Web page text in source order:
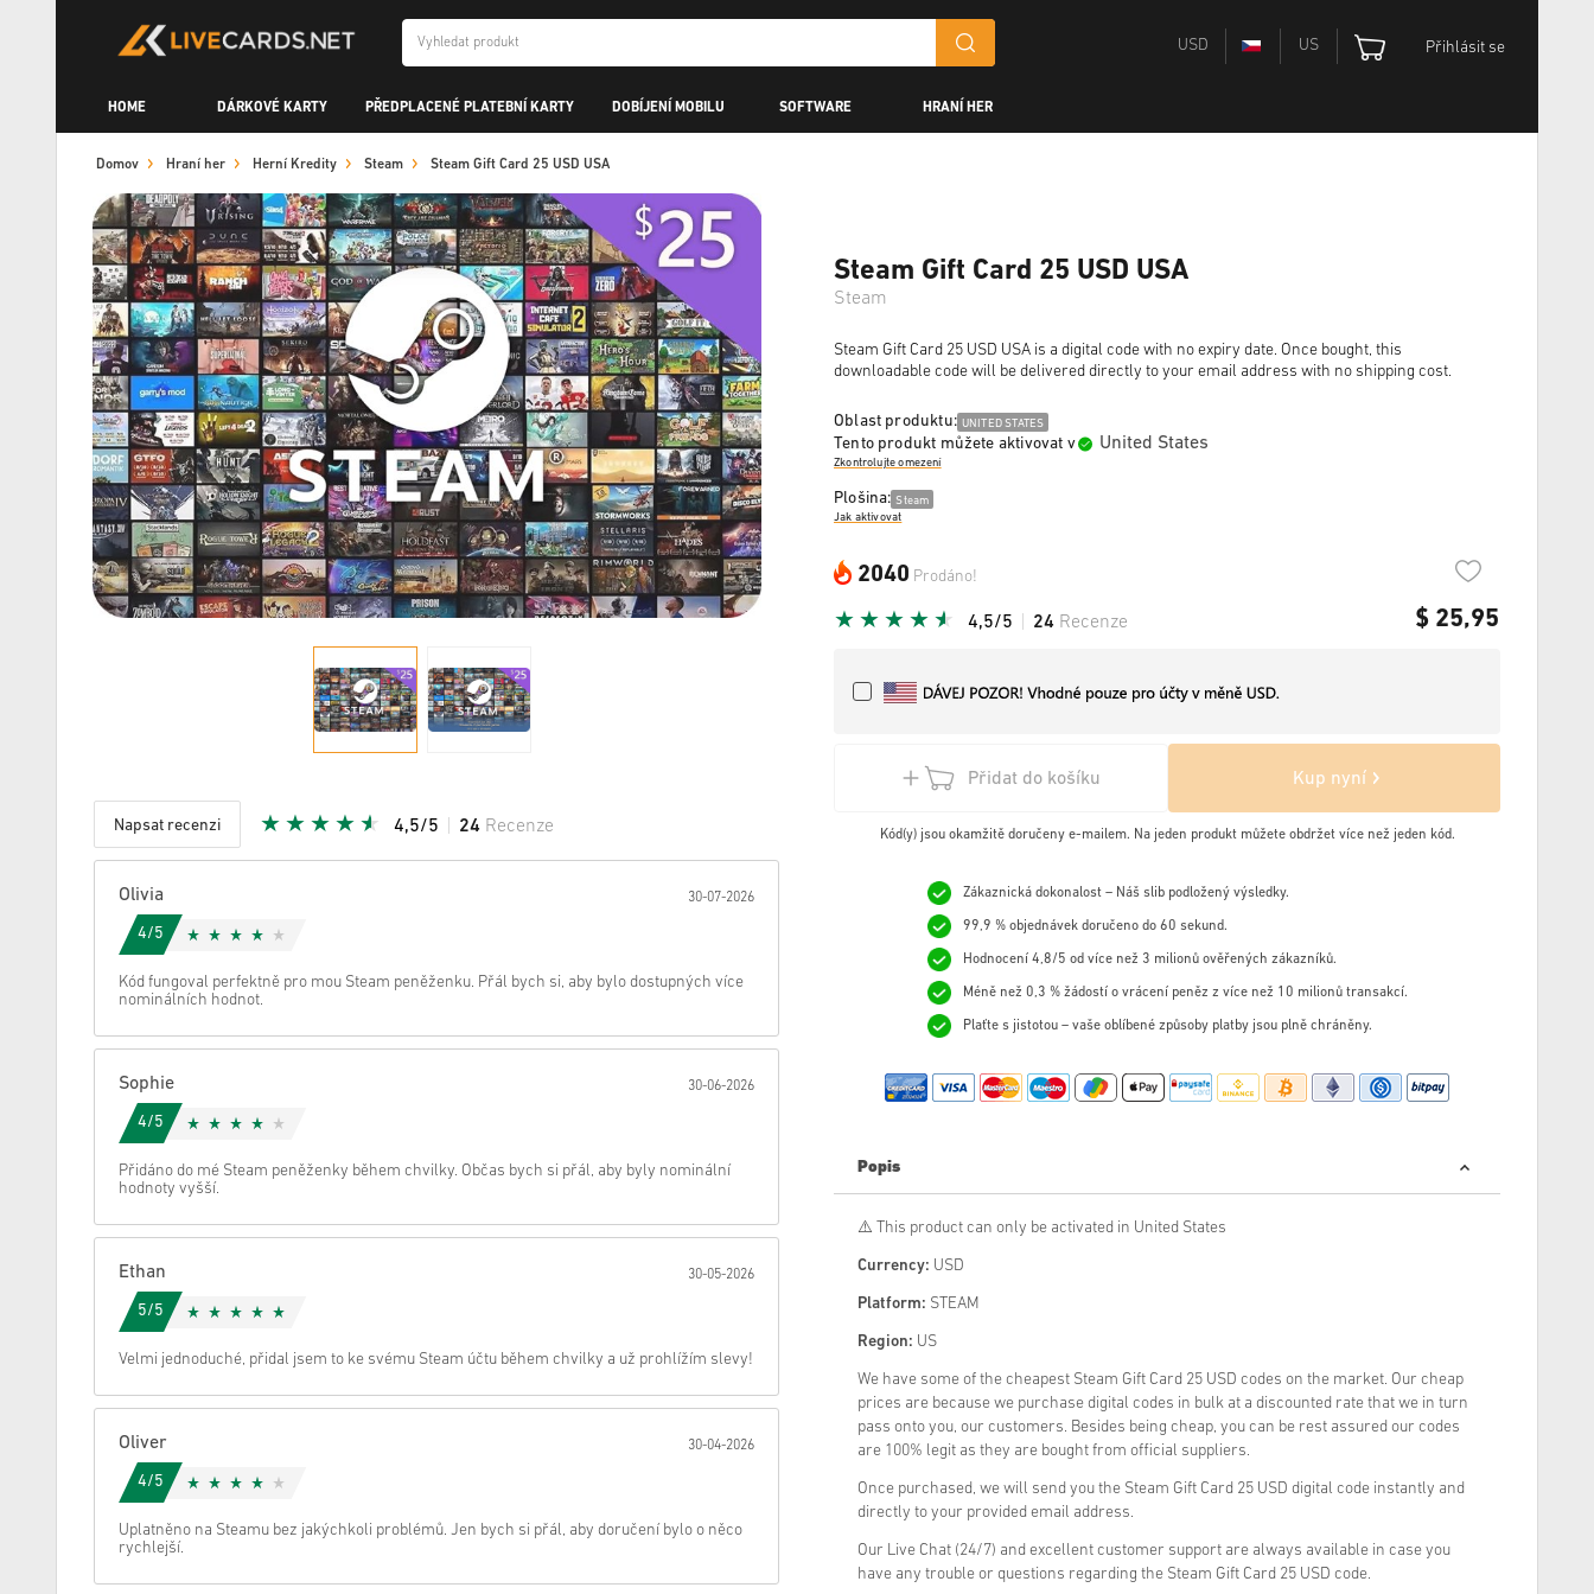
USD US Přihlásit se
HOME DÁRKOVÉ KARTY PŘEDPLACENÉ PLATEBNÍ KARTY DOBÍJENÍ MOBILU SOFTWARE HRANÍ HER
Domov Hraní her Herní Kredity Steam Steam Gift Card 25 USD USA
Napsat recenzi 4,5/5 24 Recenze
zrušení
Olivia 30-07-2026
4/5
Kód fungoval perfektně pro mou Steam peněženku. Přál bych si, aby bylo dostupných více
nominálních hodnot.
Sophie 30-06-2026
4/5
Přidáno do mé Steam peněženky během chvilky. Občas bych si přál, aby byly nominální
hodnoty vyšší.
Ethan 30-05-2026
5/5
Velmi jednoduché, přidal jsem to ke svému Steam účtu během chvilky a už prohlížím slevy!
Oliver 30-04-2026
4/5
Uplatněno na Steamu bez jakýchkoli problémů. Jen bych si přál, aby doručení bylo o něco
rychlejší.
Steam Gift Card 25 USD USA
Steam
Steam Gift Card 25 USD USA is a digital code with no expiry date. Once bought, this
downloadable code will be delivered directly to your email address with no shipping cost.
Oblast produktu: UNITED STATES
Tento produkt můžete aktivovat v United States
Zkontrolujte omezení
Plošina: Steam
Jak aktivovat
2040 Prodáno!
$ 25,95
4,5/5 24 Recenze
Přidat do košíku Kup nyní
Kód(y) jsou okamžitě doručeny e-mailem. Na jeden produkt můžete obdržet více než jeden kód.
Zákaznická dokonalost – Náš slib podložený výsledky.
99,9 % objednávek doručeno do 60 sekund.
Hodnocení 4,8/5 od více než 3 milionů ověřených zákazníků.
Méně než 0,3 % žádostí o vrácení peněz z více než 10 milionů transakcí.
Plaťte s jistotou – vaše oblíbené způsoby platby jsou plně chráněny.
Popis
⚠️ This product can only be activated in United States
Currency: USD
Platform: STEAM
Region: US
We have some of the cheapest Steam Gift Card 25 USD codes on the market. Our cheap
prices are because we purchase digital codes in bulk at a discounted rate that we in turn
pass onto you, our customers. Besides being cheap, you can be rest assured our codes
are 100% legit as they are bought from official suppliers.
Once purchased, we will send you the Steam Gift Card 25 USD digital code instantly and
directly to your provided email address.
Our Live Chat (24/7) and excellent customer support are always available in case you
have any trouble or questions regarding the Steam Gift Card 25 USD code.